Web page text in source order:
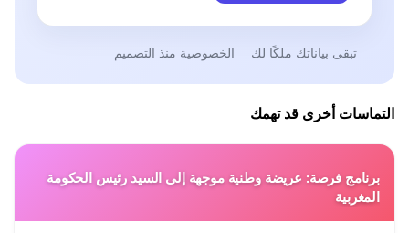
تبقى بياناتك ملكًا لك الخصوصية منذ التصميم
التماسات أخرى قد تهمك
برنامج فرصة: عريضة وطنية موجهة إلى السيد رئيس الحكومة
المغربية